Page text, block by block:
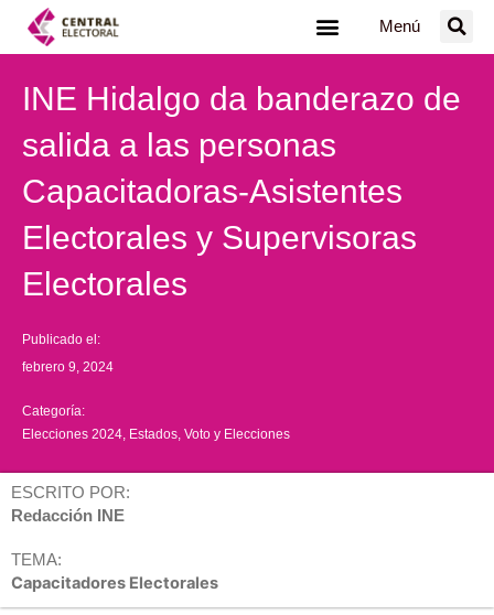
Menú
INE Hidalgo da banderazo de
salida a las personas
Capacitadoras-Asistentes
Electorales y Supervisoras
Electorales
Publicado el:
febrero 9, 2024
Categoría:
Elecciones 2024 Estados Voto y Elecciones
ESCRITO POR:
Redacción INE
TEMA:
Capacitadores Electorales